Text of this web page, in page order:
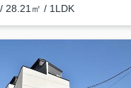
28.21㎡ / 1LDK